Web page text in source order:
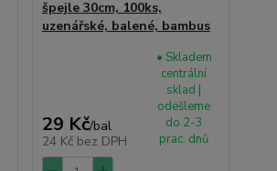
špejle 30cm, 100ks,
uzenářské, balené, bambus
29 Kč/bal
24 Kč bez DPH
• Skladem
centrální
sklad |
odešleme
do 2-3
prac. dnů